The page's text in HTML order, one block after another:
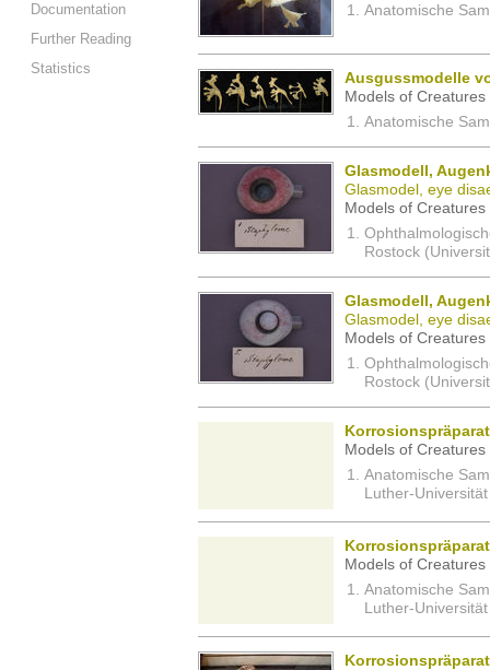
Documentation
Further Reading
Statistics
Anatomische
Ausgussmodelle
Models of
Anatomische
Glasmodell,
Glasmodel, eye
Models of
Rostock
Glasmodell,
Glasmodel, eye
Models of
Rostock
Models of
Anatomische
Luther-
Models of
Anatomische
Luther-